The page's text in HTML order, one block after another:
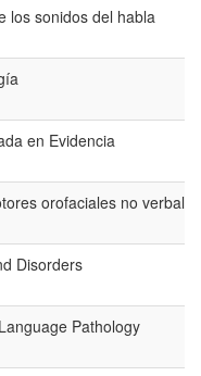
los sonidos del habla
en Evidencia
orofaciales no verbales
Disorders
Pathology